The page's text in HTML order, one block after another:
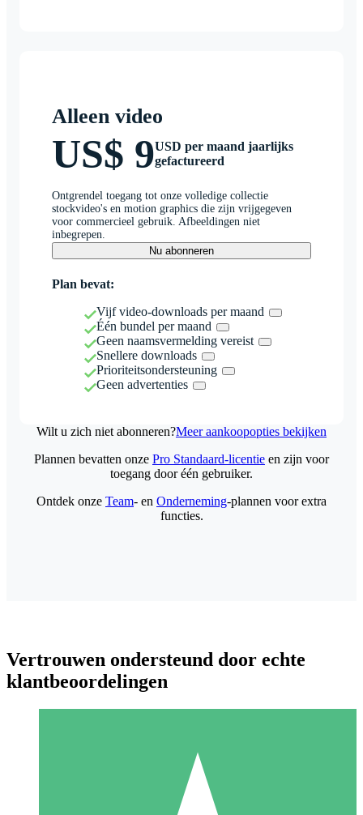
Alleen video
US$ 9USD per maand jaarlijks
gefactureerd
Ontgrendel toegang tot onze volledige collectie
stockvideo's en motion graphics die zijn vrijgegeven
voor commercieel gebruik. Afbeeldingen niet
inbegrepen.
Nu abonneren
Plan bevat:
Vijf video-downloads per maand
Één bundel per maand
Geen naamsvermelding vereist
Snellere downloads
Prioriteitsondersteuning
Geen advertenties
Wilt u zich niet abonneren?Meer aankoopopties bekijken
Individuele Creditpakketten
Plannen bevatten onze Pro Standaard-licentie en zijn voor
toegang door één gebruiker.
Ontdek onze Team- en Onderneming-plannen voor extra
functies.
Vertrouwen ondersteund door echte
klantbeoordelingen